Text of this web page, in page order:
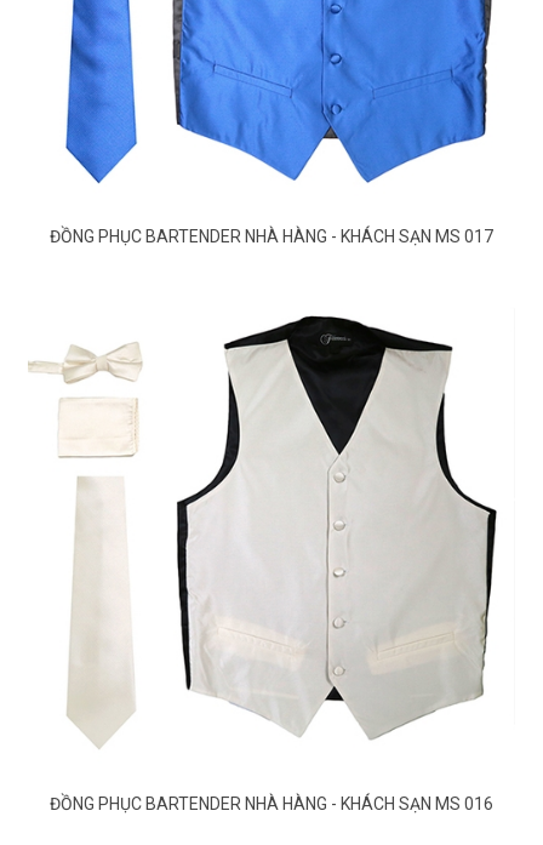
ĐỒNG PHỤC BARTENDER NHÀ HÀNG - KHÁCH SẠN MS 017
ĐỒNG PHỤC BARTENDER NHÀ HÀNG - KHÁCH SẠN MS 016